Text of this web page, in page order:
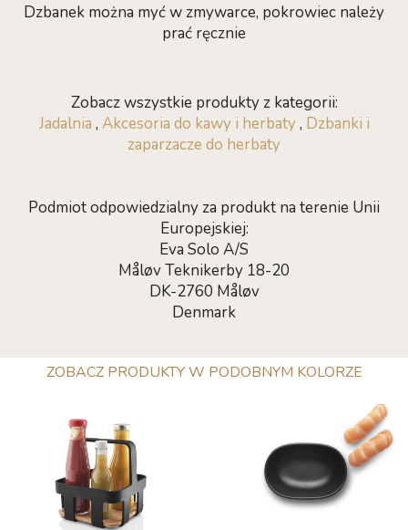
Dzbanek można myć w zmywarce, pokrowiec należy
prać ręcznie
Zobacz wszystkie produkty z kategorii:
Jadalnia , Akcesoria do kawy i herbaty, Dzbanki i
zaparzacze do herbaty
Podmiot odpowiedzialny za produkt na terenie Unii
Europejskiej:
Eva Solo A/S
Måløv Teknikerby 18-20
DK-2760 Måløv
Denmark
ZOBACZ PRODUKTY W PODOBNYM KOLORZE